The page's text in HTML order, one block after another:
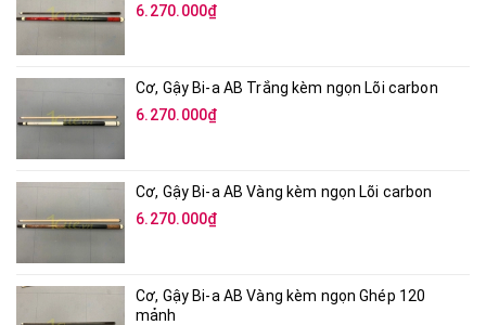
6.270.000₫
Cơ, Gậy Bi-a AB Trắng kèm ngọn Lõi carbon
6.270.000₫
Cơ, Gậy Bi-a AB Vàng kèm ngọn Lõi carbon
6.270.000₫
Cơ, Gậy Bi-a AB Vàng kèm ngọn Ghép 120
mảnh